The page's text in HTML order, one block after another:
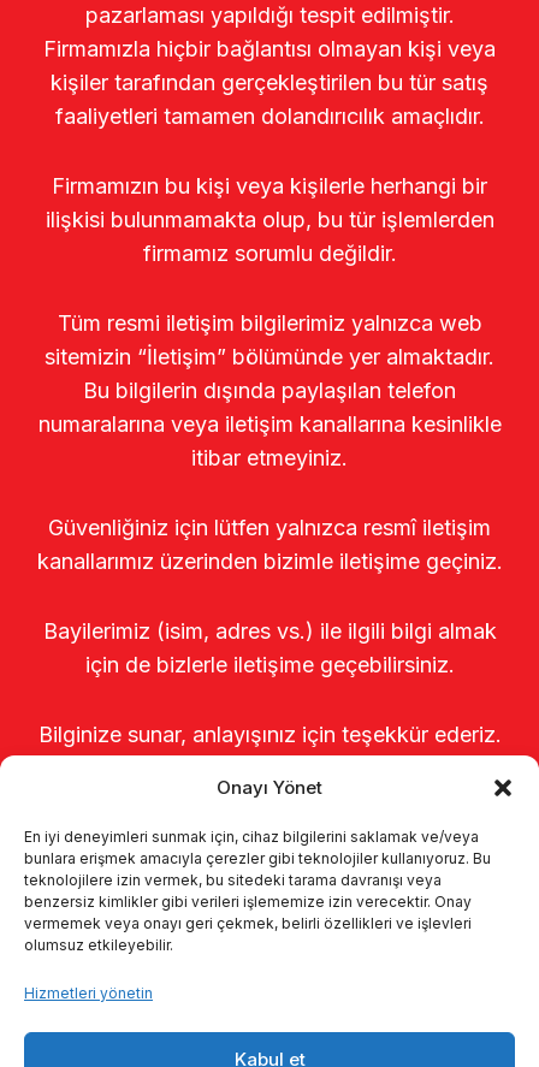
Onayı Yönet
En iyi deneyimleri sunmak için, cihaz bilgilerini saklamak ve/veya
bunlara erişmek amacıyla çerezler gibi teknolojiler kullanıyoruz. Bu
teknolojilere izin vermek, bu sitedeki tarama davranışı veya
benzersiz kimlikler gibi verileri işlememize izin verecektir. Onay
vermemek veya onayı geri çekmek, belirli özellikleri ve işlevleri
olumsuz etkileyebilir.
Hizmetleri yönetin
Kabul et
pazarlaması yapıldığı tespit edilmiştir.
Firmamızla hiçbir bağlantısı olmayan kişi veya
kişiler tarafından gerçekleştirilen bu tür satış
faaliyetleri tamamen dolandırıcılık amaçlıdır.
Firmamızın bu kişi veya kişilerle herhangi bir
ilişkisi bulunmamakta olup, bu tür işlemlerden
firmamız sorumlu değildir.
Tüm resmi iletişim bilgilerimiz yalnızca web
sitemizin “İletişim” bölümünde yer almaktadır.
Bu bilgilerin dışında paylaşılan telefon
numaralarına veya iletişim kanallarına kesinlikle
itibar etmeyiniz.
Güvenliğiniz için lütfen yalnızca resmî iletişim
kanallarımız üzerinden bizimle iletişime geçiniz.
Bayilerimiz (isim, adres vs.) ile ilgili bilgi almak
için de bizlerle iletişime geçebilirsiniz.
Bilginize sunar, anlayışınız için teşekkür ederiz.